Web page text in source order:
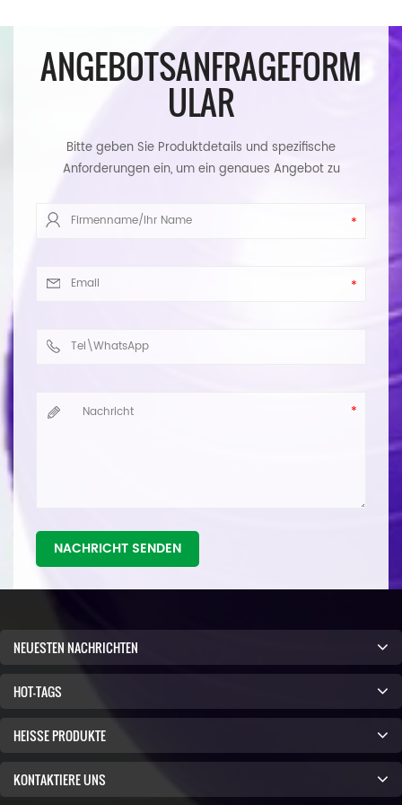
ANGEBOTSANFRAGEFORM
ULAR
Bitte geben Sie Produktdetails und spezifische
Anforderungen ein, um ein genaues Angebot zu
NACHRICHT SENDEN
NEUESTEN NACHRICHTEN
HOT-TAGS
HEISSE PRODUKTE
KONTAKTIERE UNS